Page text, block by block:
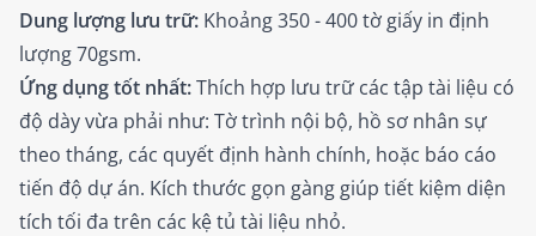
Dung lượng lưu trữ: Khoảng 350 - 400 tờ giấy in định
lượng 70gsm.
Ứng dụng tốt nhất:Thích hợp lưu trữ các tập tài liệu có
độ dày vừa phải như: Tờ trình nội bộ, hồ sơ nhân sự
theo tháng, các quyết định hành chính, hoặc báo cáo
tiến độ dự án. Kích thước gọn gàng giúp tiết kiệm diện
tích tối đa trên các kệ tủ tài liệu nhỏ.